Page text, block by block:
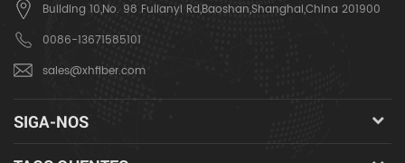
Building 10,No. 98 Fulianyi Rd,Baoshan,Shanghai,China 201900
0086-13671585101
sales@xhfiber.com
SIGA-NOS